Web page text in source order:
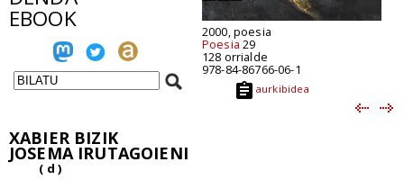
EBOOK 2000, poesia
Poesia 29
128 orrialde
978-84-86766-06-1
aurkibidea
XABIER BIZIK
JOSEMA IRUTAGOIENI
( d )